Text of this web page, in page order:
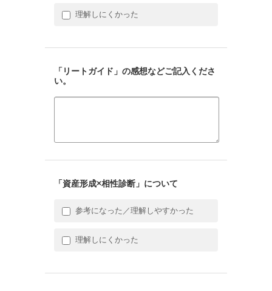
理解しにくかった
「リートガイド」の感想などご記入くださ
い。
「資産形成×相性診断」について
参考になった／理解しやすかった
理解しにくかった